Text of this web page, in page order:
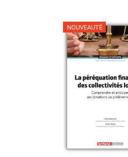
NOUVEAUTÉ